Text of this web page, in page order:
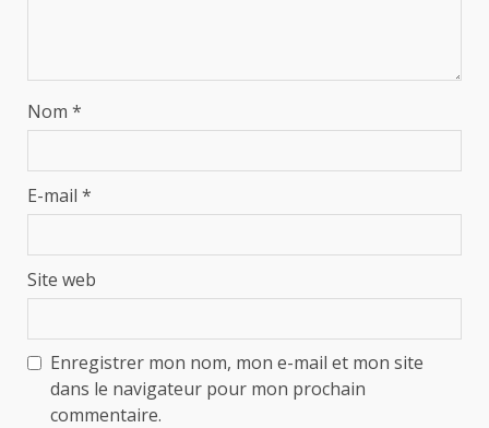
Nom *
E-mail *
Site web
Enregistrer mon nom, mon e-mail et mon site
dans le navigateur pour mon prochain
commentaire.